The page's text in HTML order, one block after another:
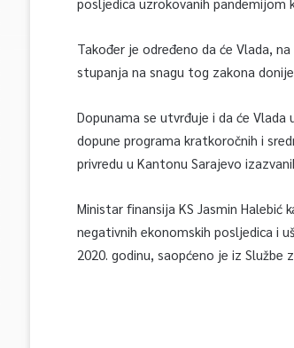
Također je određeno da će Vlada,
stupanja na snagu tog zakona
Dopunama se utvrđuje i da će
dopune programa kratkoročnih i
privredu u Kantonu Sarajevo
Ministar finansija KS Jasmin Halebić
negativnih ekonomskih posljedica i
2020. godinu, saopćeno je iz Službe